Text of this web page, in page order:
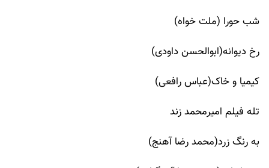
شب حورا (ملت خواه)
رخ دیوانه(ابوالحسن داودی)
کیمیا و خاک(عباس رافعی)
تله فیلم امیرمحمد زند
به رنگ زرد(محمد رضا آهنج)